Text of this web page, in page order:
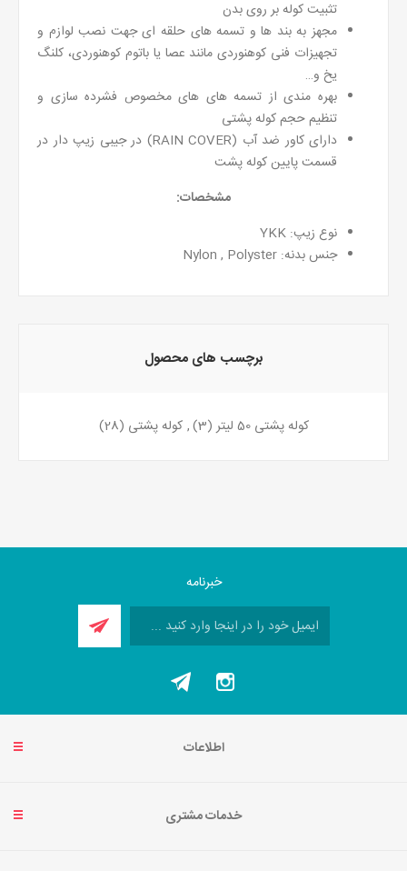
تثبیت کوله بر روی بدن
مجهز به بند ها و تسمه های حلقه ای جهت نصب لوازم و
تجهیزات فنی کوهنوردی مانند عصا یا باتوم کوهنوردی، کلنگ
یخ و…
بهره مندی از تسمه های های مخصوص فشرده سازی و
تنظیم حجم کوله پشتی
دارای کاور ضد آب (RAIN COVER) در جیبی زیپ دار در
قسمت پایین کوله پشت
مشخصات:
نوع زیپ: YKK
جنس بدنه: Nylon , Polyster
برچسب های محصول
کوله پشتی 50 لیتر (3)
, کوله پشتی (28)
خبرنامه
اطلاعات
خدمات مشتری